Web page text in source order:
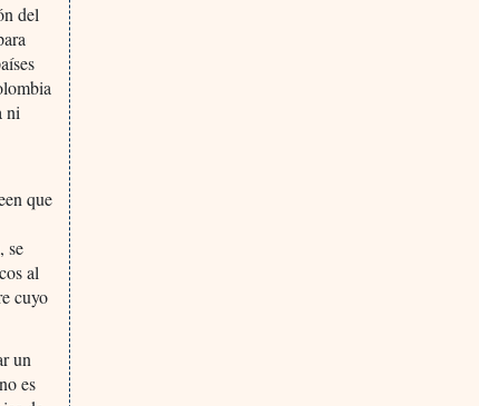
del
ni
que
se
al
cuyo
un
es